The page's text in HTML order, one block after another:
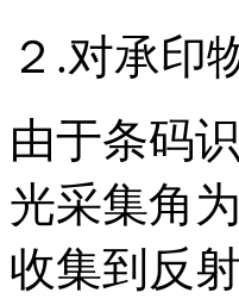
２.对承印
由于条码
光采集角
收集到反